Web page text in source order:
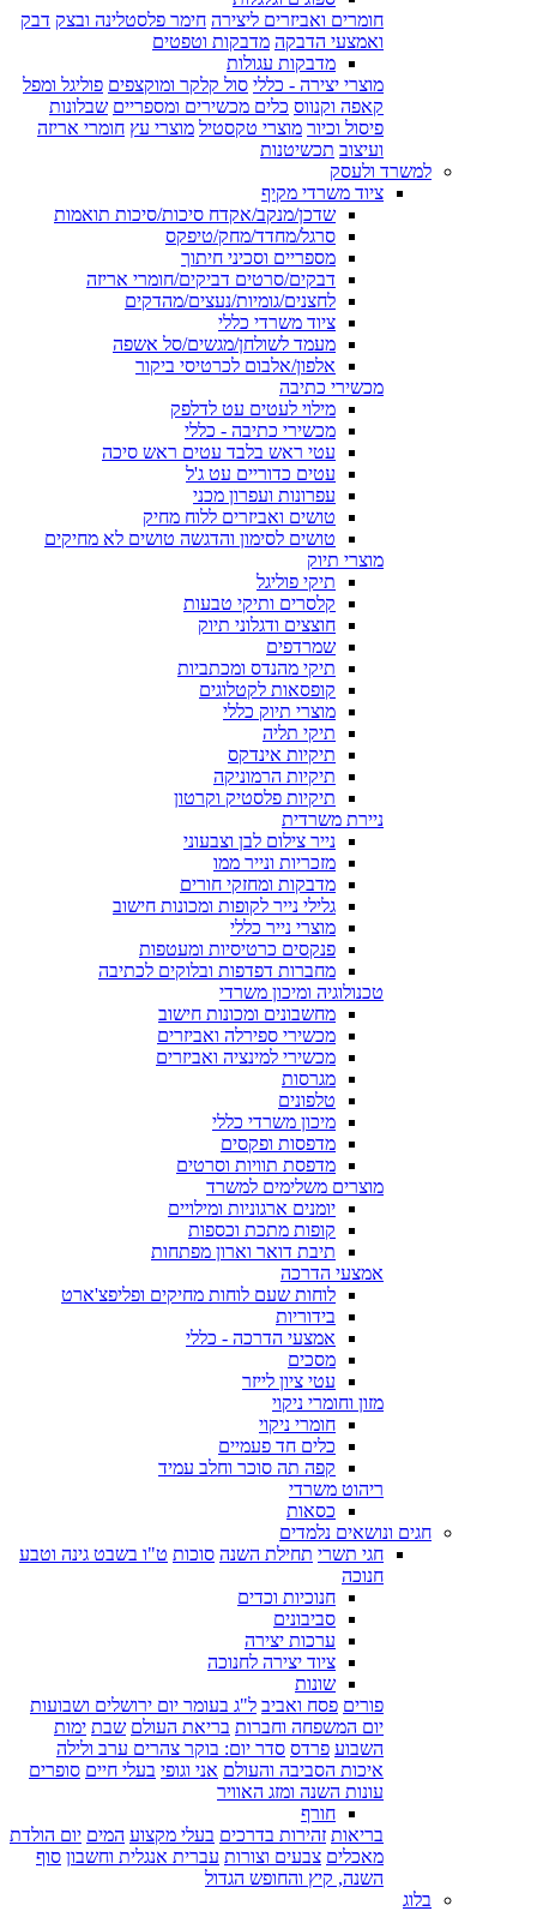
חומרים ואביזרים ליצירה חימר פלסטלינה ובצק דבק
ואמצעי הדבקה מדבקות וטפטים
מדבקות עגולות
מוצרי יצירה - כללי סול קלקר ומוקצפים פוליגל ומפל
קאפה וקנווס כלים מכשירים ומספריים שבלונות
פיסול וכיור מוצרי טקסטיל מוצרי עץ חומרי אריזה
ועיצוב תכשיטנות
למשרד ולעסק
ציוד משרדי מקיף
שדכן/מנקב/אקדח סיכות/סיכות תואמות
סרגל/מחדד/מחק/טיפקס
מספריים וסכיני חיתוך
דבקים/סרטים דביקים/חומרי אריזה
לחצנים/גומיות/נעצים/מהדקים
ציוד משרדי כללי
מעמד לשולחן/מגשים/סל אשפה
אלפון/אלבום לכרטיסי ביקור
מכשירי כתיבה
מילוי לעטים עט לדלפק
מכשירי כתיבה - כללי
עטי ראש בלבד עטים ראש סיכה
עטים כדוריים עט ג'ל
עפרונות ועפרון מכני
טושים ואביזרים ללוח מחיק
טושים לסימון והדגשה טושים לא מחיקים
מוצרי תיוק
תיקי פוליגל
קלסרים ותיקי טבעות
חוצצים ודגלוני תיוק
שמרדפים
תיקי מהנדס ומכתביות
קופסאות לקטלוגים
מוצרי תיוק כללי
תיקי תליה
תיקיות אינדקס
תיקיות הרמוניקה
תיקיות פלסטיק וקרטון
ניירת משרדית
נייר צילום לבן וצבעוני
מזכריות ונייר ממו
מדבקות ומחזקי חורים
גלילי נייר לקופות ומכונות חישוב
מוצרי נייר כללי
פנקסים כרטיסיות ומעטפות
מחברות דפדפות ובלוקים לכתיבה
טכנולוגיה ומיכון משרדי
מחשבונים ומכונות חישוב
מכשירי ספירלה ואביזרים
מכשירי למינציה ואביזרים
מגרסות
טלפונים
מיכון משרדי כללי
מדפסות ופקסים
מדפסת תוויות וסרטים
מוצרים משלימים למשרד
יומנים ארגוניות ומילויים
קופות מתכת וכספות
תיבת דואר וארון מפתחות
אמצעי הדרכה
לוחות שעם לוחות מחיקים ופליפצ'ארט
בידוריות
אמצעי הדרכה - כללי
מסכים
עטי ציון לייזר
מזון וחומרי ניקוי
חומרי ניקוי
כלים חד פעמיים
קפה תה סוכר וחלב עמיד
ריהוט משרדי
כסאות
חגים ונושאים נלמדים
חגי תשרי תחילת השנה סוכות ט"ו בשבט גינה וטבע
חנוכה
חנוכיות וכדים
סביבונים
ערכות יצירה
ציוד יצירה לחנוכה
שונות
פורים פסח ואביב ל"ג בעומר יום ירושלים ושבועות
יום המשפחה וחברות בריאת העולם שבת ימות
השבוע פרדס סדר יום: בוקר צהרים ערב ולילה
איכות הסביבה והעולם אני וגופי בעלי חיים סופרים
עונות השנה ומזג האוויר
חורף
בריאות זהירות בדרכים בעלי מקצוע המים יום הולדת
מאכלים צבעים וצורות עברית אנגלית וחשבון סוף
השנה, קיץ והחופש הגדול
בלוג